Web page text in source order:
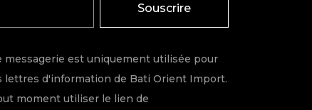
Souscrire
messagerie est uniquement utilisée pour
lettres d'information de Bati Orient Import.
moment utiliser le lien de